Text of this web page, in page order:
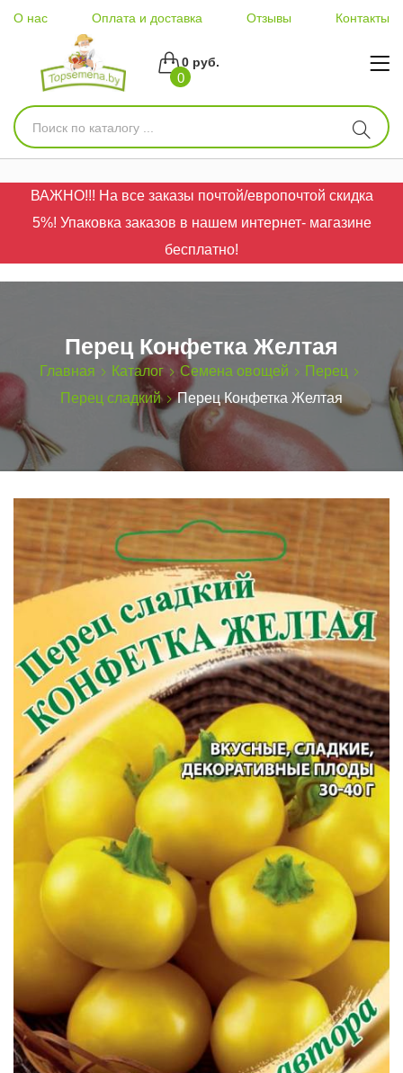
О нас Оплата и доставка Отзывы Контакты
0
0 руб.
ВАЖНО!!! На все заказы почтой/европочтой скидка
5%! Упаковка заказов в нашем интернет- магазине
бесплатно!
Перец Конфетка Желтая
Главная Каталог Семена овощей
Перец
Перец сладкий
Перец Конфетка Желтая